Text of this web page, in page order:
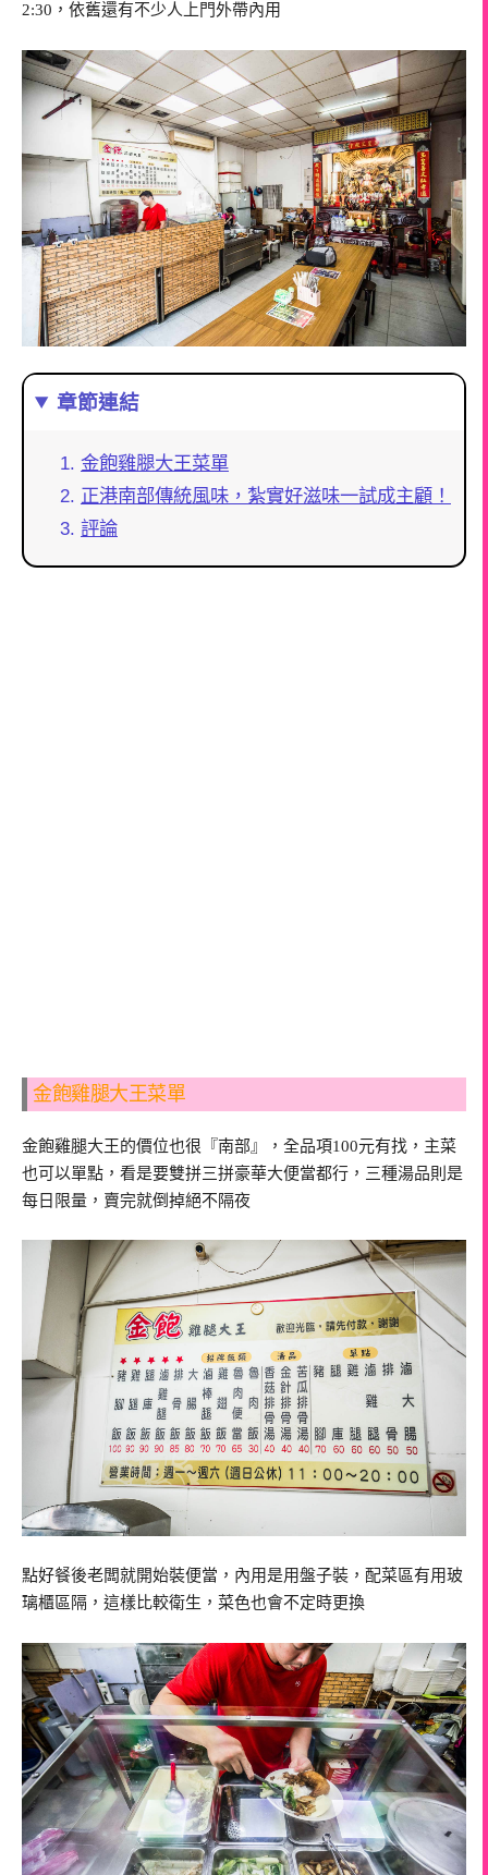
2:30，依舊還有不少人上門外帶內用
章節連結
金飽雞腿大王菜單
正港南部傳統風味，紮實好滋味一試成主顧！
評論
金飽雞腿大王菜單
金飽雞腿大王的價位也很『南部』，全品項100元有找，主菜
也可以單點，看是要雙拼三拼豪華大便當都行，三種湯品則是
每日限量，賣完就倒掉絕不隔夜
點好餐後老闆就開始裝便當，內用是用盤子裝，配菜區有用玻
璃櫃區隔，這樣比較衛生，菜色也會不定時更換